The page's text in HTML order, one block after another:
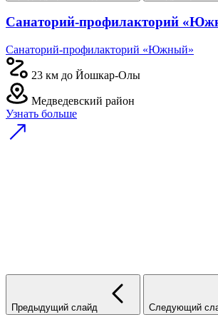
Санаторий-профилакторий
Санаторий-профилакторий «Южный»
23 км до Йошкар-Олы
Медведевский район
Узнать больше
Предыдущий слайд Следующий